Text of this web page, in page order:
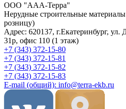
ООО "ААА-Терра"
Нерудные строительные
розницу)
Адрес: 620137, г.Екатеринбург, ул.
31р, офис 110 (1 этаж)
+7 (343) 372-15-80
+7 (343) 372-15-81
+7 (343) 372-15-82
+7 (343) 372-15-83
E-mail (общий): info@terra-ekb.ru